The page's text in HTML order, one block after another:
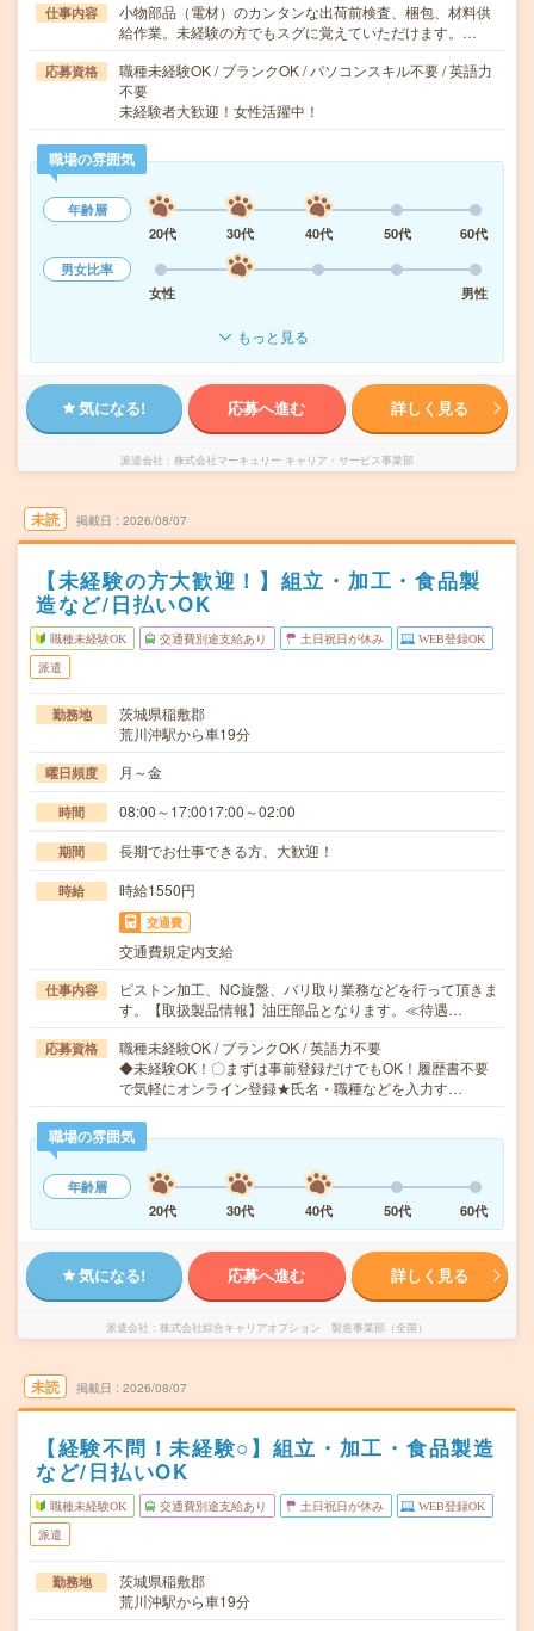
仕事内容
小物部品（電材）のカンタンな出荷前検査、梱包、材料供
給作業。未経験の方でもスグに覚えていただけます。…
応募資格
職種未経験OK / ブランクOK / パソコンスキル不要 / 英語力
不要
未経験者大歓迎！女性活躍中！
職場の雰囲気
年齢層
20代
30代 40代 50代
60代
男女比率
女性
男性
もっと見る
気になる! 応募へ進む 詳しく見る
派遣会社 株式会社マーキュリー キャリア・サービス事業部
未読 掲載日 2026/08/07
【未経験の方大歓迎！】組立・加工・食品製
造など/日払いOK
職種未経験OK 交通費別途支給あり 土日祝日が休み WEB登録OK
派遣
勤務地
茨城県稲敷郡
荒川沖駅から車19分
曜日頻度 月～金
時間 08:00～17:0017:00～02:00
期間 長期でお仕事できる方、大歓迎！
時給 時給1550円
交通費
交通費規定内支給
仕事内容
ピストン加工、NC旋盤、バリ取り業務などを行って頂きま
す。【取扱製品情報】油圧部品となります。≪待遇…
応募資格
職種未経験OK / ブランクOK / 英語力不要
◆未経験OK！〇まずは事前登録だけでもOK！履歴書不要
で気軽にオンライン登録★氏名・職種などを入力す…
職場の雰囲気
年齢層
20代
30代 40代 50代 60代
気になる! 応募へ進む 詳しく見る
派遣会社 株式会社綜合キャリアオプション 製造事業部（全国）
未読 掲載日 2026/08/07
【経験不問！未経験○】組立・加工・食品製造
など/日払いOK
職種未経験OK 交通費別途支給あり 土日祝日が休み WEB登録OK
派遣
勤務地
茨城県稲敷郡
荒川沖駅から車19分